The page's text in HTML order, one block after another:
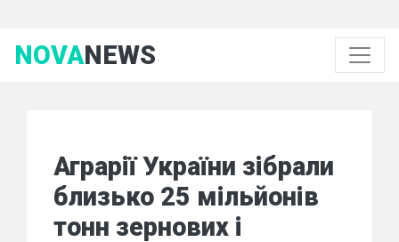
NOVANEWS
Аграрії України зібрали
близько 25 мільйонів
тонн зернових і